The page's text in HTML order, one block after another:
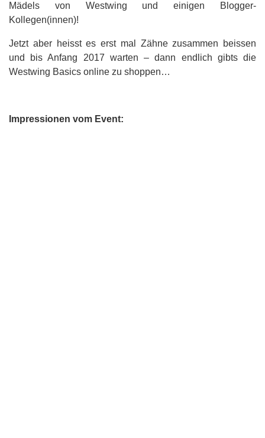
Mädels von Westwing und einigen Blogger-
Kollegen(innen)!
Jetzt aber heisst es erst mal Zähne zusammen beissen
und bis Anfang 2017 warten – dann endlich gibts die
Westwing Basics online zu shoppen…
Impressionen vom Event: